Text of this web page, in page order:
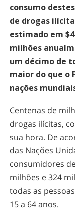
consumo
de drogas
estimado em
milhões
um décimo de
maior do que o
nações
Centenas de
drogas ilícitas,
sua hora. De
das Nações
consumidores
milhões e 324
todas as
15 a 64 anos.